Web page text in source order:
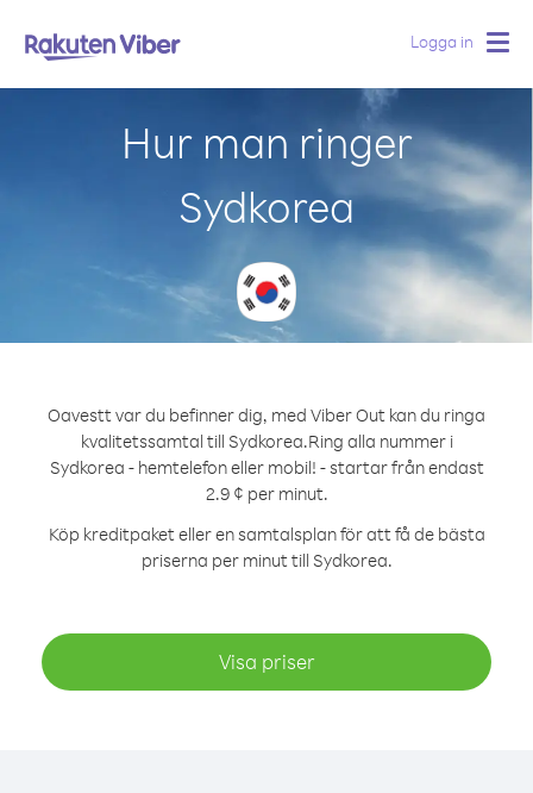
Logga in
Hur man ringer
Sydkorea
Oavestt var du befinner dig, med Viber Out kan du ringa
kvalitetssamtal till Sydkorea.Ring alla nummer i
Sydkorea - hemtelefon eller mobil! - startar från endast
2.9 ¢ per minut.
Köp kreditpaket eller en samtalsplan för att få de bästa
priserna per minut till Sydkorea.
Visa priser